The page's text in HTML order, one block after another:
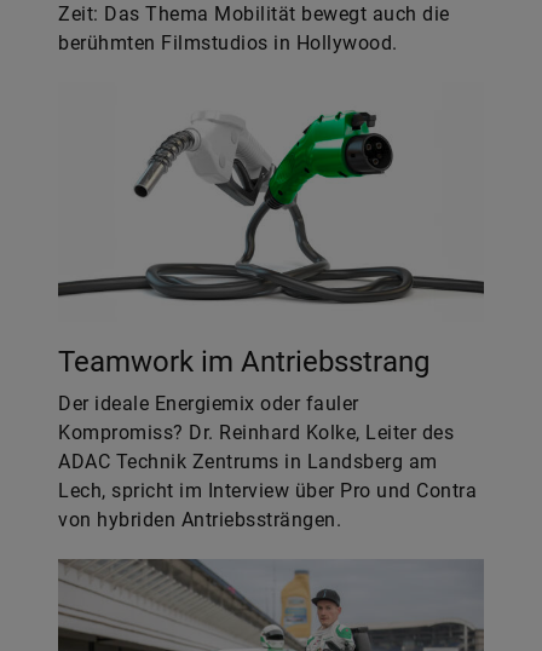
Zeit: Das Thema Mobilität bewegt auch die
berühmten Filmstudios in Hollywood.
Teamwork im Antriebsstrang
Der ideale Energiemix oder fauler
Kompromiss? Dr. Reinhard Kolke, Leiter des
ADAC Technik Zentrums in Landsberg am
Lech, spricht im Interview über Pro und Contra
von hybriden Antriebssträngen.